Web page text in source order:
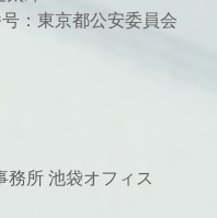
：東京都公安委員会
務所 池袋オフィス